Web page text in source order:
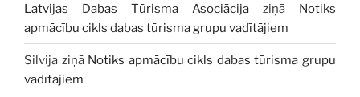
Latvijas Dabas Tūrisma Asociācija ziņā Notiks
apmācību cikls dabas tūrisma grupu vadītājiem
Silvija ziņā Notiks apmācību cikls dabas tūrisma grupu
vadītājiem